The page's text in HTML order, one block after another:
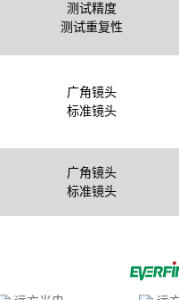
测试精度
测试重复性
广角镜头
标准镜头
广角镜头
标准镜头